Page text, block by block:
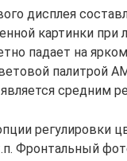
дисплея
картинки
падает на
палитрой
средним
регулировки
Фронтальный